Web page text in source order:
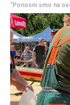
“Ponosni smo na